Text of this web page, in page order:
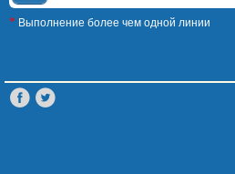
* Выполнение более чем одной линии